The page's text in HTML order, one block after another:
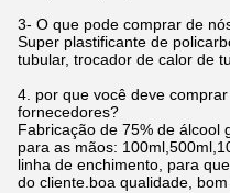
3- O que pode comprar de
Super plastificante de
tubular, trocador de calor de
4. por que você deve
fornecedores?
Fabricação de 75% de álcool
para as mãos:
linha de enchimento, para
do cliente.boa qualidade,